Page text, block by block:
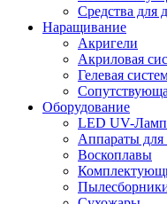
Средства для
Наращивание
Акригели
Акриловая
Гелевая
Оборудование
LED UV-
Аппараты
Воскоплавы